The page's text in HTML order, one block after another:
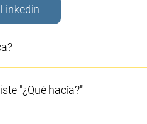
Linkedin
"¿Qué hacía?"